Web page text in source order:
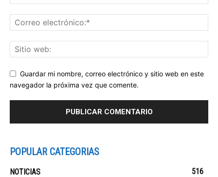
Guardar mi nombre, correo electrónico y sitio web en este
navegador la próxima vez que comente.
POPULAR CATEGORIAS
NOTICIAS
516